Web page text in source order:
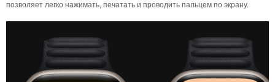
позволяет легко нажимать, печатать и проводить пальцем по экрану.